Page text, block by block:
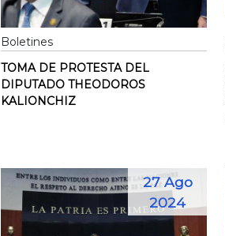
Boletines
TOMA DE PROTESTA DEL
DIPUTADO THEODOROS
KALIONCHIZ
27 Ago
2024